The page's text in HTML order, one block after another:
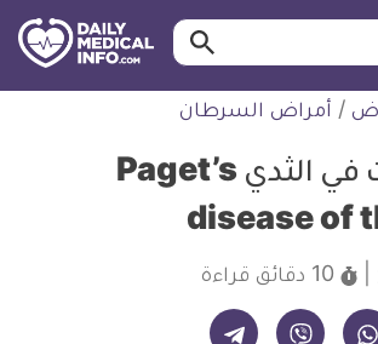
ابحث…
/ أمراض السرطان
مرض باجيت في الثدي Paget’s
disease of
10 دقائق قراءة
شارك على واتساب - ديلي ميديكال انفو شارك على فايبر - ديلي ميديكال انفو شارك على تيليجرام - ديلي ميديكال انفو